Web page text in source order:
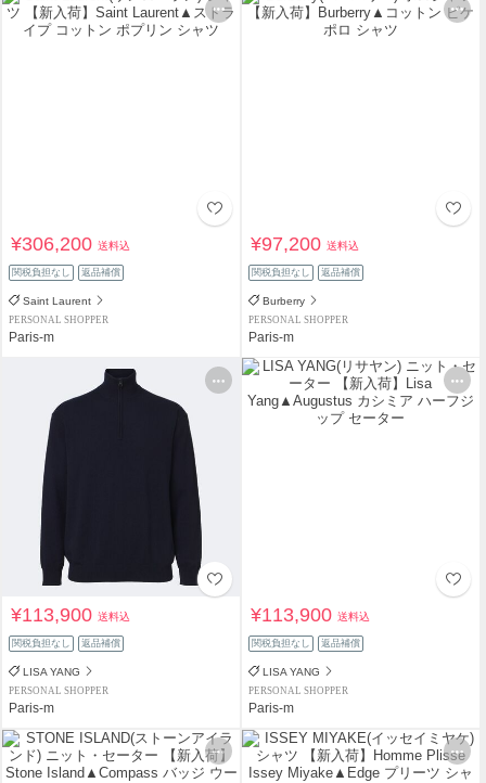
¥306,200送料込
関税負担なし 返品補償
Saint Laurent
PERSONAL SHOPPER
Paris-m
¥97,200送料込
関税負担なし 返品補償
Burberry
PERSONAL SHOPPER
Paris-m
¥113,900送料込
関税負担なし 返品補償
LISA YANG
PERSONAL SHOPPER
Paris-m
¥113,900送料込
関税負担なし 返品補償
LISA YANG
PERSONAL SHOPPER
Paris-m